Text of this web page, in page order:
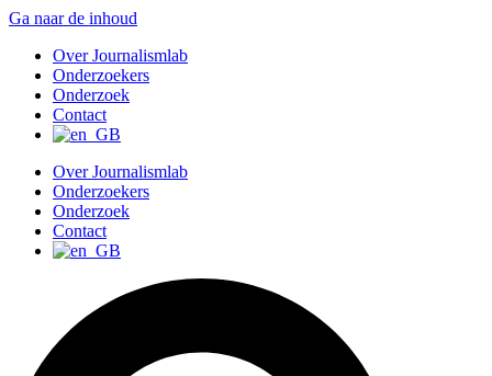
Ga naar de inhoud
Over Journalismlab
Onderzoekers
Onderzoek
Contact
Over Journalismlab
Onderzoekers
Onderzoek
Contact